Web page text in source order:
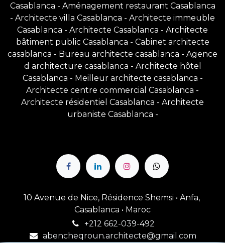
Casablanca - Aménagement restaurant Casablanca
- Architecte villa Casablanca - Architecte immeuble
Casablanca - Architecte Casablanca - Architecte
bâtiment public Casablanca - Cabinet architecte
casablanca - Bureau architecte casablanca - Agence
d architecture casablanca - Architecte hôtel
Casablanca - Meilleur architecte casablanca -
Architecte centre commercial Casablanca -
Architecte résidentiel Casablanca - Architecte
urbaniste Casablanca -
10 Avenue de Nice, Résidence Shemsi • Anfa,
Casablanca • Maroc
+212 662-039-492
abencheqroun.architecte@gmail.com